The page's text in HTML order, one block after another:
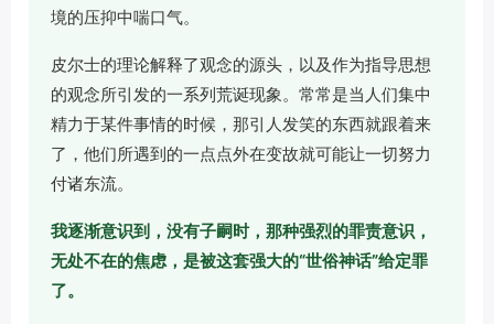
境的压抑中喘口气。
皮尔士的理论解释了观念的源头，以及作为指导思想
的观念所引发的一系列荒诞现象。常常是当人们集中
精力于某件事情的时候，那引人发笑的东西就跟着来
了，他们所遇到的一点点外在变故就可能让一切努力
付诸东流。
我逐渐意识到，没有子嗣时，那种强烈的罪责意识，
无处不在的焦虑，是被这套强大的“世俗神话”给定罪
了。